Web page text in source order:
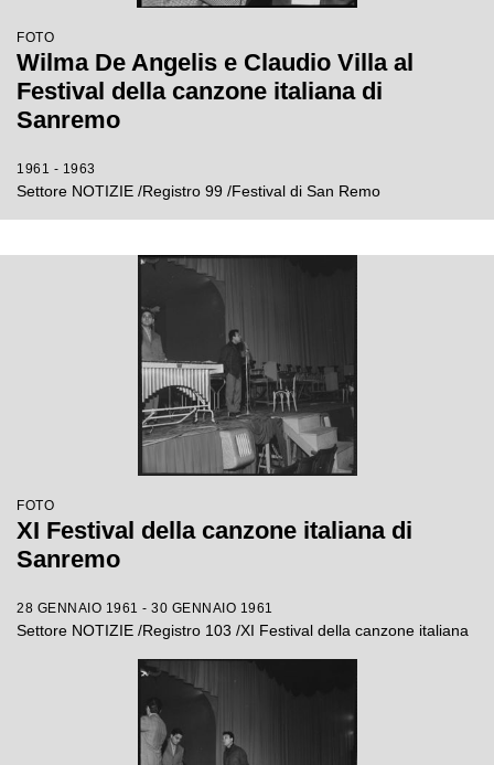
FOTO
Wilma De Angelis e Claudio Villa al
Festival della canzone italiana di
Sanremo
1961 - 1963
Settore NOTIZIE /Registro 99 /Festival di San Remo
FOTO
XI Festival della canzone italiana di
Sanremo
28 GENNAIO 1961 - 30 GENNAIO 1961
Settore NOTIZIE /Registro 103 /XI Festival della canzone italiana